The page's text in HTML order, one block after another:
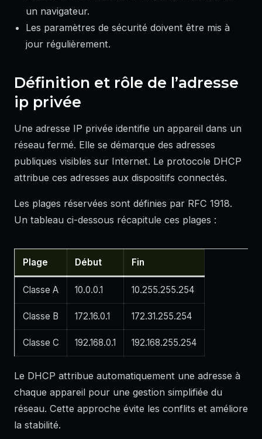
un navigateur.
Les paramètres de sécurité doivent être mis à
jour régulièrement.
Définition et rôle de l’adresse
ip privée
Une adresse IP privée identifie un appareil dans un
réseau fermé. Elle se démarque des adresses
publiques visibles sur Internet. Le protocole DHCP
attribue ces adresses aux dispositifs connectés.
Les plages réservées sont définies par RFC 1918.
Un tableau ci-dessous récapitule ces plages :
Plage Début Fin
Classe A 10.0.0.1 10.255.255.254
Classe B 172.16.0.1 172.31.255.254
Classe C 192.168.0.1 192.168.255.254
Le DHCP attribue automatiquement une adresse à
chaque appareil pour une gestion simplifiée du
réseau. Cette approche évite les conflits et améliore
la stabilité.